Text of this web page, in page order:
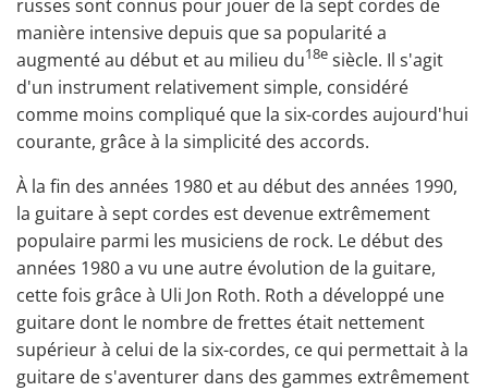
russes sont connus pour jouer de la sept cordes de
manière intensive depuis que sa popularité a
augmenté au début et au milieu du18e siècle. Il s'agit
d'un instrument relativement simple, considéré
comme moins compliqué que la six-cordes aujourd'hui
courante, grâce à la simplicité des accords.
À la fin des années 1980 et au début des années 1990,
la guitare à sept cordes est devenue extrêmement
populaire parmi les musiciens de rock. Le début des
années 1980 a vu une autre évolution de la guitare,
cette fois grâce à Uli Jon Roth. Roth a développé une
guitare dont le nombre de frettes était nettement
supérieur à celui de la six-cordes, ce qui permettait à la
guitare de s'aventurer dans des gammes extrêmement